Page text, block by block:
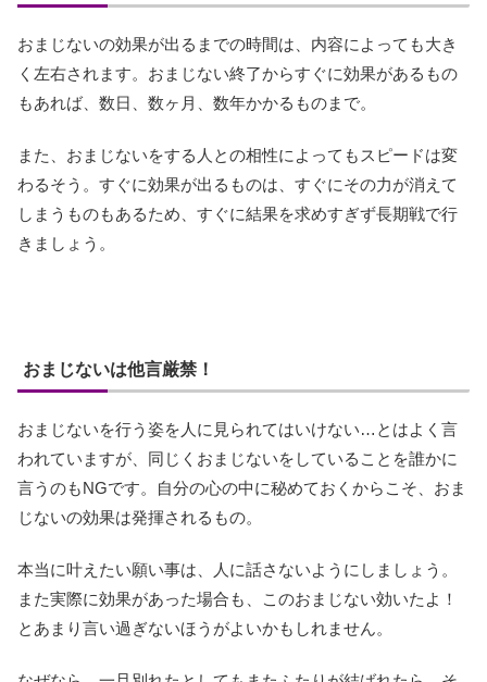
おまじないの効果が出るまでの時間は、内容によっても大き
く左右されます。おまじない終了からすぐに効果があるもの
もあれば、数日、数ヶ月、数年かかるものまで。
また、おまじないをする人との相性によってもスピードは変
わるそう。すぐに効果が出るものは、すぐにその力が消えて
しまうものもあるため、すぐに結果を求めすぎず長期戦で行
きましょう。
おまじないは他言厳禁！
おまじないを行う姿を人に見られてはいけない…とはよく言
われていますが、同じくおまじないをしていることを誰かに
言うのもNGです。自分の心の中に秘めておくからこそ、おま
じないの効果は発揮されるもの。
本当に叶えたい願い事は、人に話さないようにしましょう。
また実際に効果があった場合も、このおまじない効いたよ！
とあまり言い過ぎないほうがよいかもしれません。